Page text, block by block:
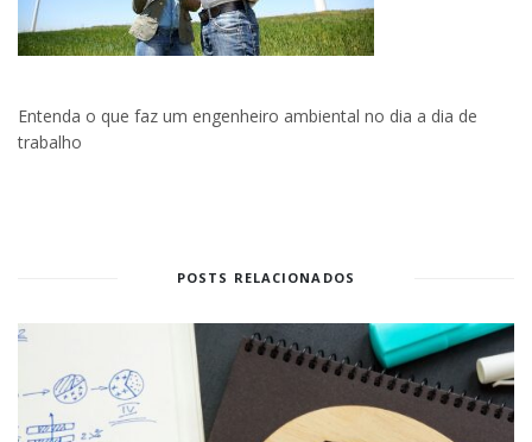
Entenda o que faz um engenheiro ambiental no dia a dia de
trabalho
POSTS RELACIONADOS